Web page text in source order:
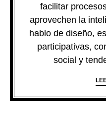
facilitar
aprovechen la
hablo de diseño,
participativas,
social y